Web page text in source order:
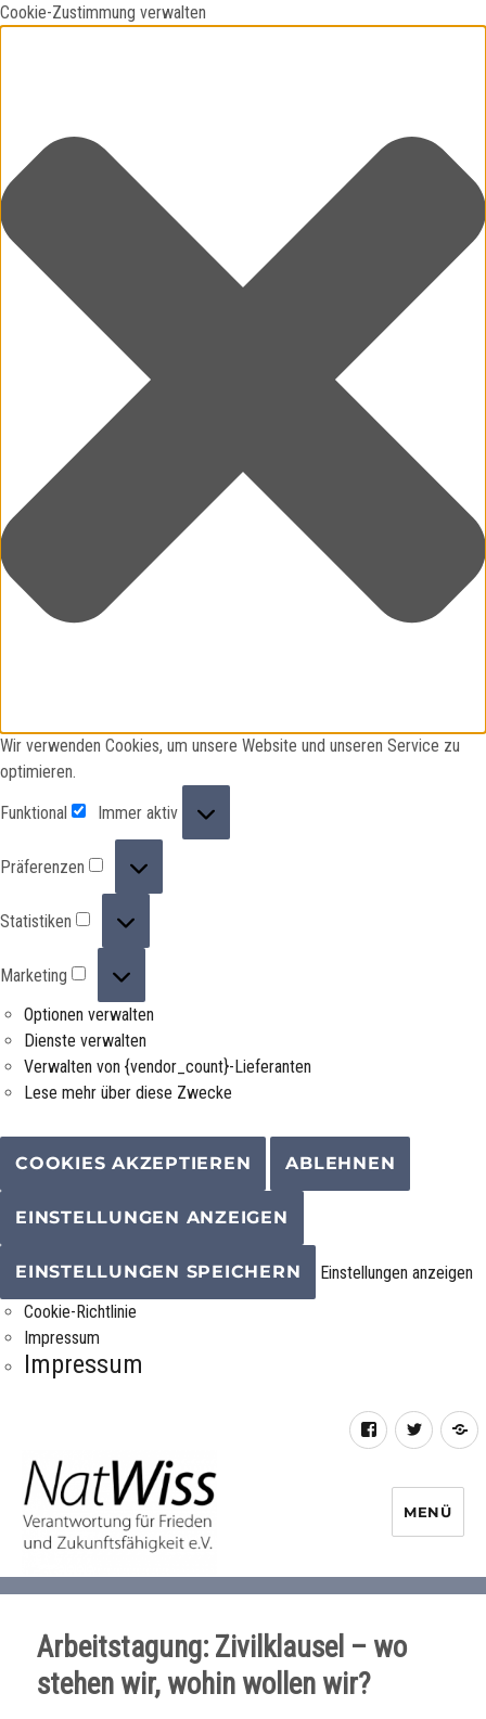
Cookie-Zustimmung verwalten
Wir verwenden Cookies, um unsere Website und unseren Service zu
optimieren.
Funktional
Immer aktiv
Präferenzen
Statistiken
Marketing
Optionen verwalten
Dienste verwalten
Verwalten von {vendor_count}-Lieferanten
Lese mehr über diese Zwecke
COOKIES AKZEPTIEREN ABLEHNEN
EINSTELLUNGEN ANZEIGEN
EINSTELLUNGEN SPEICHERN
Einstellungen anzeigen
Cookie-Richtlinie
Impressum
Impressum
FacebookTwitter
Initiative
MENÜ
Arbeitstagung: Zivilklausel – wo
stehen wir, wohin wollen wir?